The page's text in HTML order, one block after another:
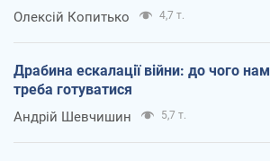
Олексій Копитько 4,7 т.
Драбина ескалації війни: до чого нам
треба готуватися
Андрій Шевчишин 5,7 т.